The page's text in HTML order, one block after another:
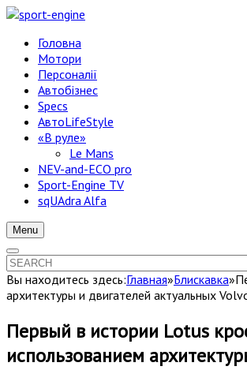
Головна
Мотори
Персоналії
Автобізнес
Specs
АвтоLifeStyle
«В руле»
Le Mans
NEV-and-ECO pro
Sport-Engine TV
sqUAdra Alfa
Menu
Вы находитесь здесь:Главная»Блискавка»
архитектуры и двигателей актуальных
Первый в истории Lotus
использованием